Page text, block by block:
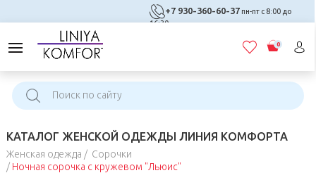
+7 930-360-60-37 пн-пт с 8:00 до
16:30
0
КАТАЛОГ ЖЕНСКОЙ ОДЕЖДЫ ЛИНИЯ КОМФОРТА
Женская одежда
Сорочки
Ночная сорочка с кружевом "Льюис"